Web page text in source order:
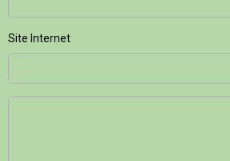
Site Internet